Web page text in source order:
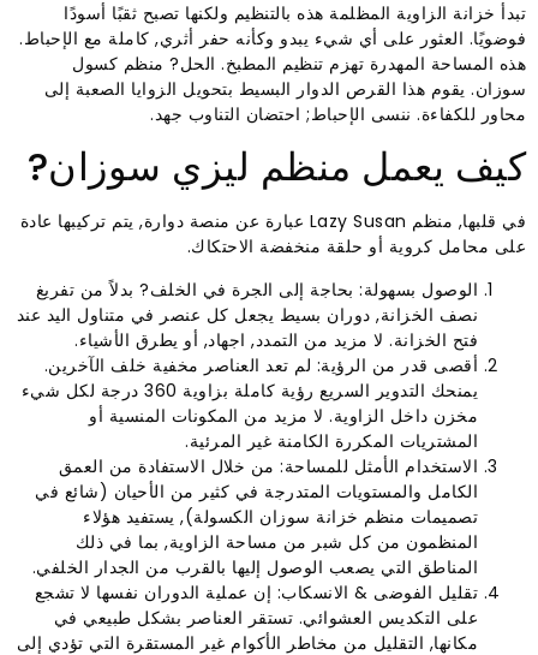
تبدأ خزانة الزاوية المظلمة هذه بالتنظيم ولكنها تصبح ثقبًا أسودًا
فوضويًا. العثور على أي شيء يبدو وكأنه حفر أثري, كاملة مع الإحباط.
هذه المساحة المهدرة تهزم تنظيم المطبخ. الحل? منظم كسول
سوزان. يقوم هذا القرص الدوار البسيط بتحويل الزوايا الصعبة إلى
محاور للكفاءة. ننسى الإحباط; احتضان التناوب جهد.
كيف يعمل منظم ليزي سوزان?
في قلبها, منظم Lazy Susan عبارة عن منصة دوارة, يتم تركيبها عادة
على محامل كروية أو حلقة منخفضة الاحتكاك.
الوصول بسهولة: بحاجة إلى الجرة في الخلف? بدلاً من تفريغ
نصف الخزانة, دوران بسيط يجعل كل عنصر في متناول اليد عند
فتح الخزانة. لا مزيد من التمدد, اجهاد, أو يطرق الأشياء.
أقصى قدر من الرؤية: لم تعد العناصر مخفية خلف الآخرين.
يمنحك التدوير السريع رؤية كاملة بزاوية 360 درجة لكل شيء
مخزن داخل الزاوية. لا مزيد من المكونات المنسية أو
المشتريات المكررة الكامنة غير المرئية.
الاستخدام الأمثل للمساحة: من خلال الاستفادة من العمق
الكامل والمستويات المتدرجة في كثير من الأحيان (شائع في
تصميمات منظم خزانة سوزان الكسولة), يستفيد هؤلاء
المنظمون من كل شبر من مساحة الزاوية, بما في ذلك
المناطق التي يصعب الوصول إليها بالقرب من الجدار الخلفي.
تقليل الفوضى & الانسكاب: إن عملية الدوران نفسها لا تشجع
على التكديس العشوائي. تستقر العناصر بشكل طبيعي في
مكانها, التقليل من مخاطر الأكوام غير المستقرة التي تؤدي إلى